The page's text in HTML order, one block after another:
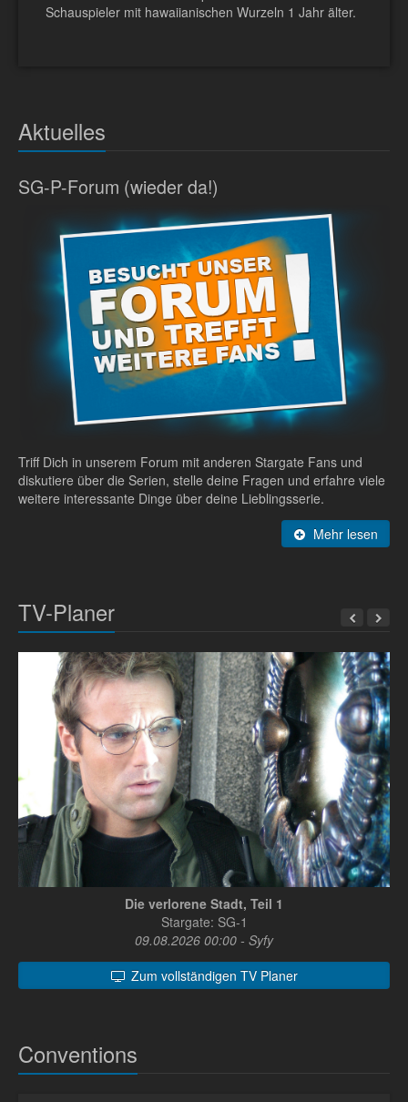
Schauspieler mit hawaiianischen Wurzeln 1 Jahr älter.
Aktuelles
SG-P-Forum (wieder da!)
Triff Dich in unserem Forum mit anderen Stargate Fans und
diskutiere über die Serien, stelle deine Fragen und erfahre viele
weitere interessante Dinge über deine Lieblingsserie.
Mehr lesen
TV-Planer
Die verlorene Stadt, Teil 1
Stargate: SG-1
09.08.2026 00:00 - Syfy
Zum vollständigen TV Planer
Conventions